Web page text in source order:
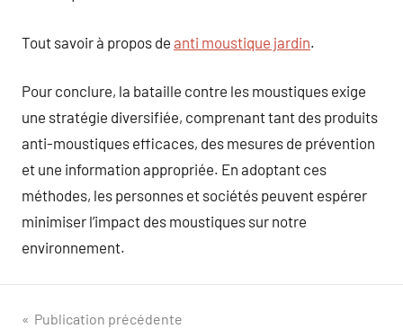
Tout savoir à propos de anti moustique jardin.
Pour conclure, la bataille contre les moustiques exige
une stratégie diversifiée, comprenant tant des produits
anti-moustiques efficaces, des mesures de prévention
et une information appropriée. En adoptant ces
méthodes, les personnes et sociétés peuvent espérer
minimiser l’impact des moustiques sur notre
environnement.
Navigation
Publication précédente